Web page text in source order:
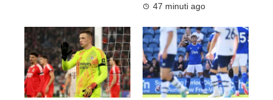
47 minuti ago